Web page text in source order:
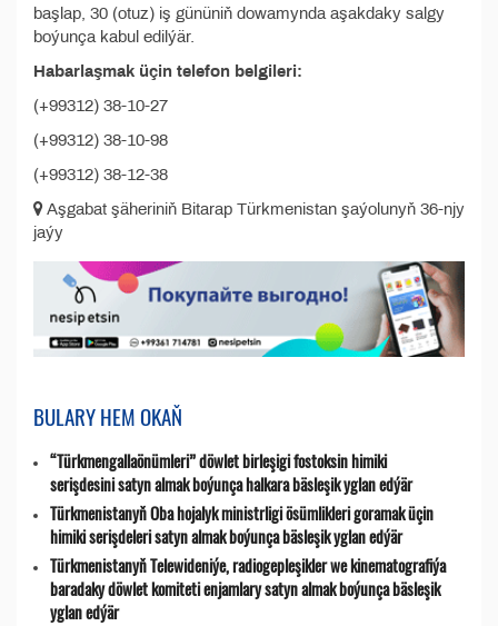
başlap, 30 (otuz) iş gününiň dowamynda aşakdaky salgy
boýunça kabul edilýär.
Habarlaşmak üçin telefon belgileri:
(+99312) 38-10-27
(+99312) 38-10-98
(+99312) 38-12-38
Aşgabat şäheriniň Bitarap Türkmenistan şaýolunyň 36-njy
jaýy
BULARY HEM OKAŇ
“Türkmengallaönümleri” döwlet birleşigi fostoksin himiki
serişdesini satyn almak boýunça halkara bäsleşik yglan edýär
Türkmenistanyň Oba hojalyk ministrligi ösümlikleri goramak üçin
himiki serişdeleri satyn almak boýunça bäsleşik yglan edýär
Türkmenistanyň Telewideniýe, radio­gepleşikler we kinematografiýa
baradaky döwlet komiteti enjamlary satyn almak boýunça bäsleşik
yglan edýär